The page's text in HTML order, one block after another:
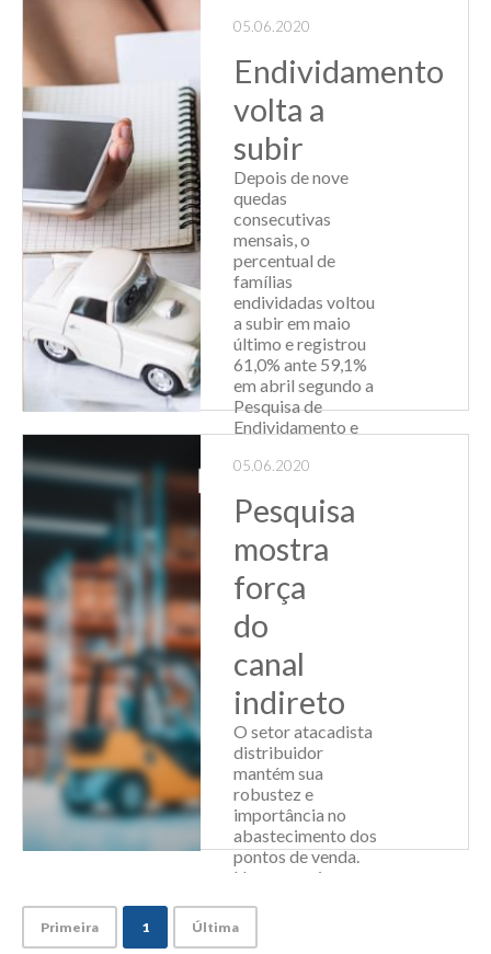
empresa associada
RS, em parceria
participou do
projeto
“Responsabilidade:
vista essa causa”,
doando um total de
25.000 m...
Leia Mais
05.06.2020
Endividamento
volta a
subir
Depois de nove
quedas
consecutivas
mensais, o
percentual de
famílias
endividadas voltou
a subir em maio
último e registrou
61,0% ante 59,1%
em abril segundo a
Pesquisa de
Endividamento e
05.06.2020
Pesquisa
mostra
força
do
canal
indireto
O setor atacadista
distribuidor
mantém sua
robustez e
importância no
abastecimento dos
pontos de venda.
Uma pesquisa
indicou que, em
Primeira 1 Última